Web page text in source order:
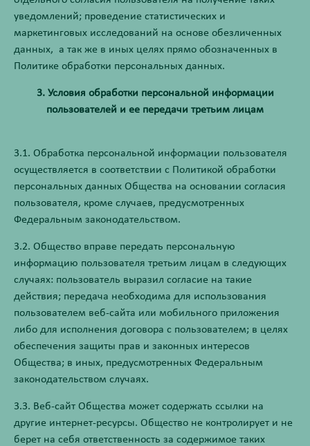
уведомлений; проведение статистических и
маркетинговых исследований на основе обезличенных
данных, а так же в иных целях прямо обозначенных в
Политике обработки персональных данных.
3. Условия обработки персональной информации
пользователей и ее передачи третьим лицам
3.1. Обработка персональной информации пользователя
осуществляется в соответствии с Политикой обработки
персональных данных Общества на основании согласия
пользователя, кроме случаев, предусмотренных
Федеральным законодательством.
3.2. Общество вправе передать персональную
информацию пользователя третьим лицам в следующих
случаях: пользователь выразил согласие на такие
действия; передача необходима для использования
пользователем веб-сайта или мобильного приложения
либо для исполнения договора с пользователем; в целях
обеспечения защиты прав и законных интересов
Общества; в иных, предусмотренных Федеральным
законодательством случаях.
3.3. Веб-сайт Общества может содержать ссылки на
другие интернет-ресурсы. Общество не контролирует и не
берет на себя ответственность за содержимое таких